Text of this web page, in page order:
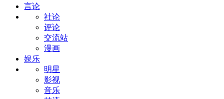
言论
社论
评论
交流站
漫画
娱乐
明星
影视
音乐